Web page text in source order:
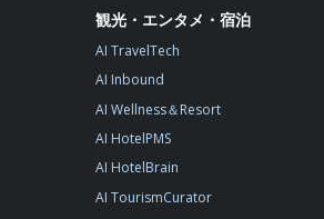
観光・エンタメ・宿泊
AI TravelTech
AI Inbound
AI Wellness＆Resort
AI HotelPMS
AI HotelBrain
AI TourismCurator